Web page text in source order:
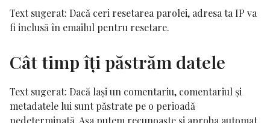
Text sugerat: Dacă ceri resetarea parolei, adresa ta IP va
fi inclusă în emailul pentru resetare.
Cât timp îți păstrăm datele
Text sugerat: Dacă lași un comentariu, comentariul și
metadatele lui sunt păstrate pe o perioadă